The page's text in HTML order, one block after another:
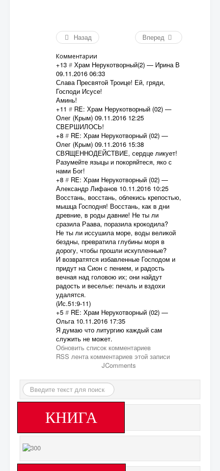
Назад Вперед
Комментарии
+13 # Храм Нерукотворный(2)— Ирина В
09.11.2016 06:33
Слава Пресвятой Троице! Ей, гряди,
Господи Исусе!
Аминь!
+11 # RE: Храм Нерукотворный (02) —
Олег (Крым) 09.11.2016 12:25
СВЕРШИЛОСЬ!
+8 # RE: Храм Нерукотворный (02)—
Олег (Крым) 09.11.2016 15:38
СВЯЩЕННОДЕЙСТВИЕ, сердце ликует!
Разумейте языцы и покоряйтеся, яко с
нами Бог!
+8 # RE: Храм Нерукотворный (02) —
Александр Лифанов 10.11.2016 10:25
Восстань, восстань, облекись крепостью,
мышца Господня! Восстань, как в дни
древние, в роды давние! Не ты ли
сразила Раава, поразила крокодила?
Не ты ли иссушила море, воды великой
бездны, превратила глубины моря в
дорогу, чтобы прошли искупленные?
И возвратятся избавленные Господом и
придут на Сион с пением, и радость
вечная над головою их; они найдут
радость и веселье: печаль и вздохи
удалятся.
(Ис.51:9-11)
+5 # RE: Храм Нерукотворный (02) —
Ольга 10.11.2016 17:35
Я думаю что литургию каждый сам
служить не может.
Обновить список комментариев
RSS лента комментариев этой записи
JComments
Искать...
КНИГА